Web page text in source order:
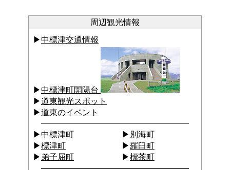
周辺観光情報
中標津交通情報
中標津町開陽台
道東観光スポット
道東のイベント
中標津町
別海町
標津町
羅臼町
弟子屈町
標茶町